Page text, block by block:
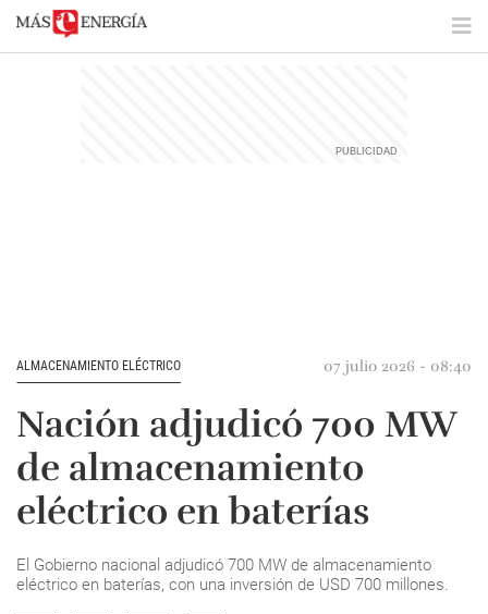
ALMACENAMIENTO ELÉCTRICO 07 julio 2026 - 08:40
Nación adjudicó 700 MW
de almacenamiento
eléctrico en baterías
El Gobierno nacional adjudicó 700 MW de almacenamiento
eléctrico en baterías, con una inversión de USD 700 millones.